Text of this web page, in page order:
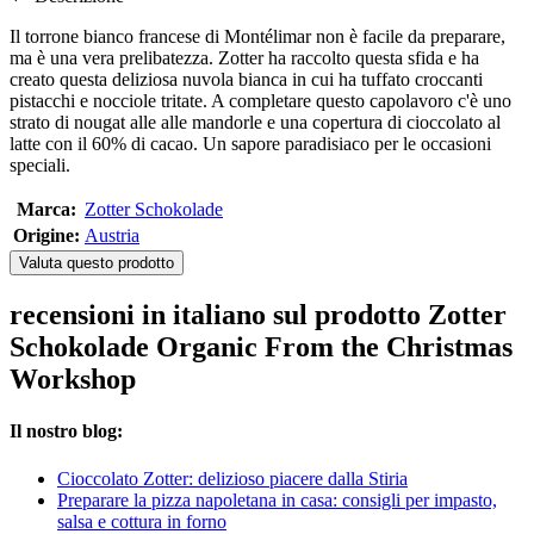
Il torrone bianco francese di Montélimar non è facile da preparare,
ma è una vera prelibatezza. Zotter ha raccolto questa sfida e ha
creato questa deliziosa nuvola bianca in cui ha tuffato croccanti
pistacchi e nocciole tritate. A completare questo capolavoro c'è uno
strato di nougat alle alle mandorle e una copertura di cioccolato al
latte con il 60% di cacao. Un sapore paradisiaco per le occasioni
speciali.
Marca: Zotter Schokolade
Origine: Austria
Valuta questo prodotto
recensioni in italiano sul prodotto Zotter
Schokolade Organic From the Christmas
Workshop
Il nostro blog:
Cioccolato Zotter: delizioso piacere dalla Stiria
Preparare la pizza napoletana in casa: consigli per impasto,
salsa e cottura in forno